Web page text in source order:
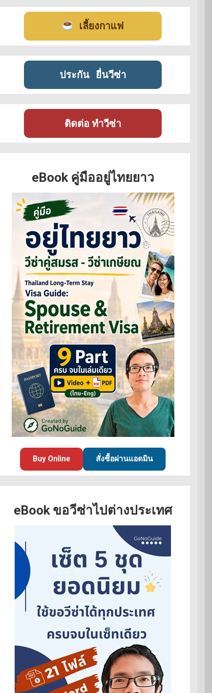
เลี้ยงกาแฟ
ประกัน ยื่นวีซ่า
ติดต่อ ทำวีซ่า
eBook คู่มืออยู่ไทยยาว
Buy Online สั่งซื้อผ่านแอดมิน
eBook ขอวีซ่าไปต่างประเทศ